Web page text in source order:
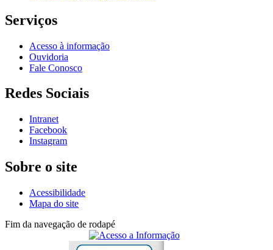
Serviços
Acesso à informação
Ouvidoria
Fale Conosco
Redes Sociais
Intranet
Facebook
Instagram
Sobre o site
Acessibilidade
Mapa do site
Fim da navegação de rodapé